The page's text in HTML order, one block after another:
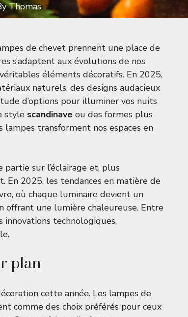
Thomas
de chevet prennent une place de
s’adaptent aux évolutions de nos
éléments décoratifs. En 2025,
naturels, des designs audacieux
d’options pour illuminer vos nuits
style scandinave ou des formes plus
transforment nos espaces en
sur l’éclairage et, plus
En 2025, les tendances en matière de
où chaque luminaire devient un
offrant une lumière chaleureuse. Entre
technologiques,
plan
cette année. Les lampes de
comme des choix préférés pour ceux